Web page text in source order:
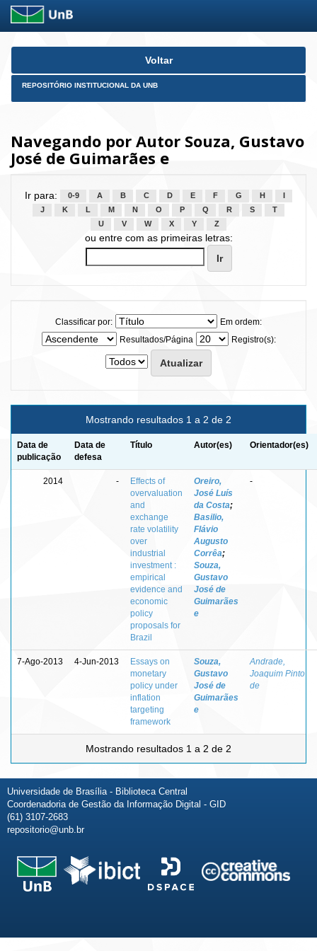
Skip
Voltar
REPOSITÓRIO INSTITUCIONAL DA UNB
Navegando por Autor Souza, Gustavo
José de Guimarães e
Ir para: 0-9 A B C D E F G H
J
K L M N O P Q R S
T
U
V W X Y Z
ou entre com as primeiras letras:
Classificar por:
Em ordem:
Resultados/Página
Registro(s):
Mostrando resultados 1 a 2 de 2
Data de
publicação
Data de
defesa
Título Autor(es) Orientador(es)
2014 -
Effects of
overvaluation
and
exchange
rate volatility
over
industrial
investment :
empirical
evidence and
economic
policy
proposals for
Brazil
Oreiro,
José Luís
da Costa;
Basilio,
Flávio
Augusto
Corrêa;
Souza,
Gustavo
José de
Guimarães
e
-
7-Ago-2013 4-Jun-2013
Essays on
monetary
policy under
inflation
targeting
framework
Souza,
Gustavo
José de
Guimarães
e
Andrade,
Joaquim Pinto
de
Mostrando resultados 1 a 2 de 2
Universidade de Brasília - Biblioteca Central
Coordenadoria de Gestão da Informação Digital - GID
(61) 3107-2683
repositorio@unb.br